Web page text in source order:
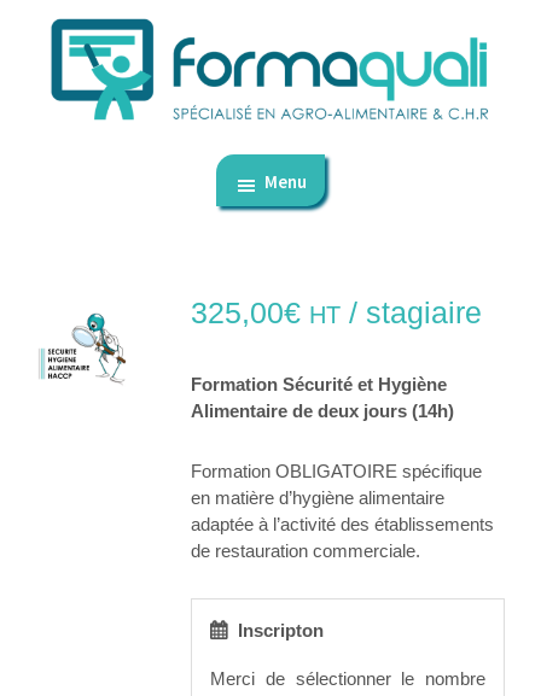
Passer
contenu
Passer
métiers
de
Menu
325,00€ HT / stagiaire
Formation Sécurité et Hygiène
Alimentaire de deux jours (14h)
Formation OBLIGATOIRE spécifique
en matière d’hygiène alimentaire
adaptée à l’activité des établissements
de restauration commerciale.
Inscripton
Merci de sélectionner le nombre